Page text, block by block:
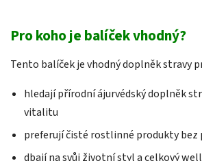
Pro koho je balíček vhodný?
Tento balíček je vhodný doplněk stravy
hledají přírodní ájurvédský doplněk
vitalitu
preferují čisté rostlinné produkty bez
dbají na svůj životní styl a celkový